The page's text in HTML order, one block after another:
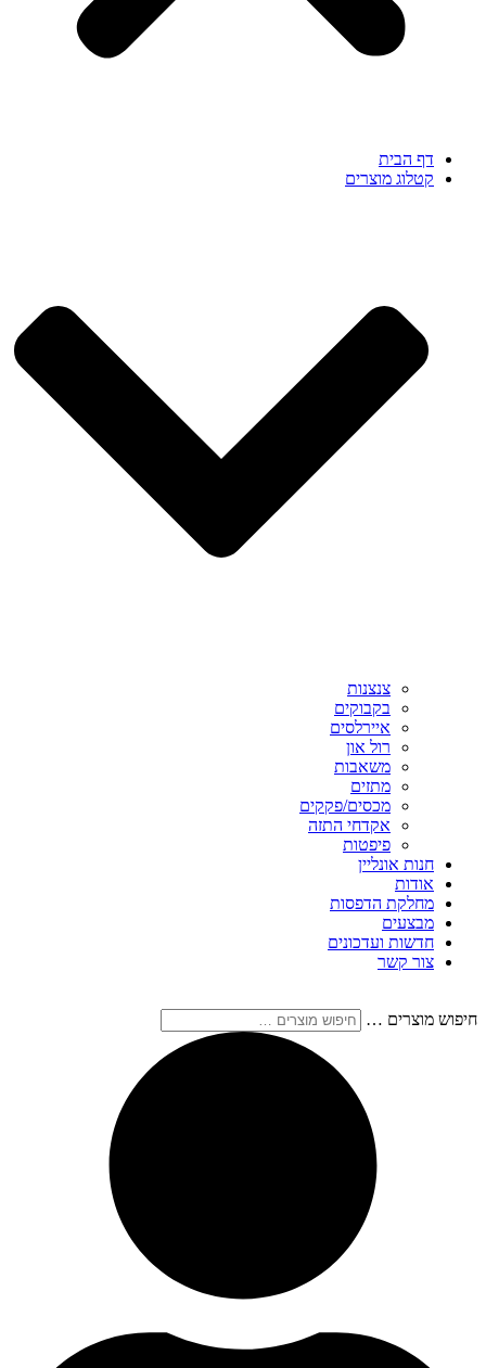
דף הבית
קטלוג מוצרים
צנצנות
בקבוקים
איירלסים
רול און
משאבות
מתזים
מכסים/פקקים
אקדחי התזה
פיפטות
חנות אונליין
אודות
מחלקת הדפסות
מבצעים
חדשות ועדכונים
צור קשר
חיפוש מוצרים …